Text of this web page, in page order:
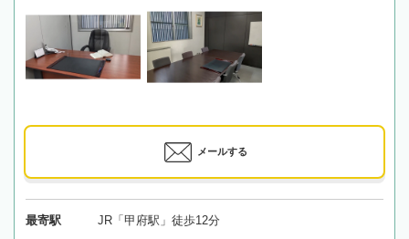
メールする
最寄駅 JR「甲府駅」徒歩12分